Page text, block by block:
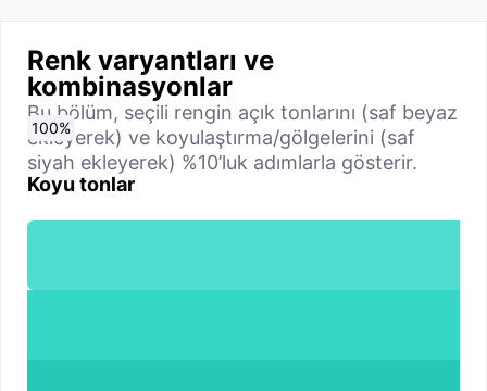
Renk varyantları ve
kombinasyonlar
Bu bölüm, seçili rengin açık tonlarını (saf beyaz
ekleyerek) ve koyulaştırma/gölgelerini (saf
siyah ekleyerek) %10’luk adımlarla gösterir.
Koyu tonlar
0%
10%
20%
30%
40%
50%
60%
70%
80%
90%
100%